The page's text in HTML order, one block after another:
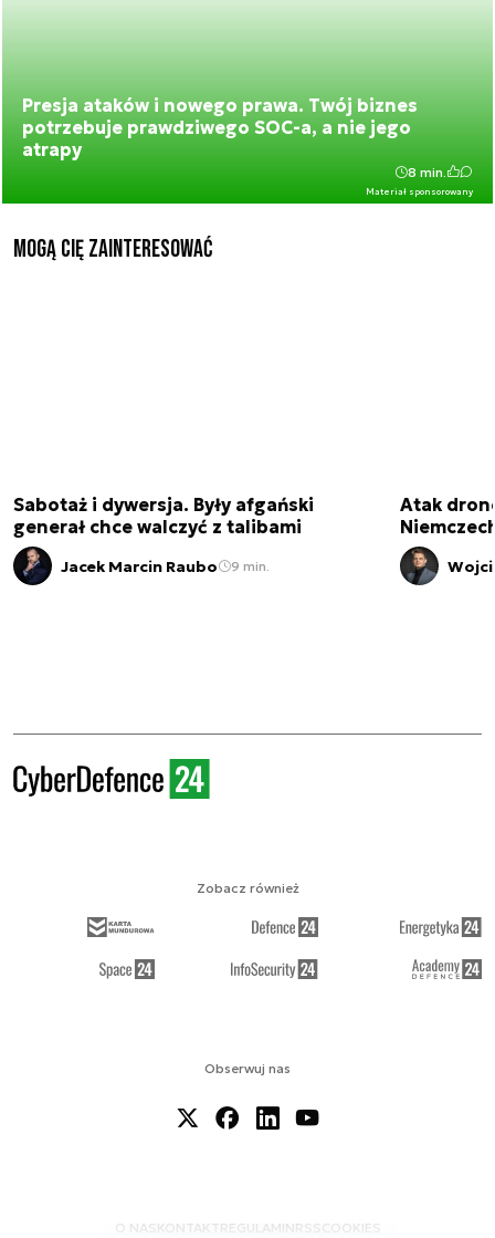
Presja ataków i nowego prawa. Twój biznes
potrzebuje prawdziwego SOC-a, a nie jego
atrapy
Materiał sponsorowany
8 min.
Mogą Cię zainteresować
Sabotaż i dywersja. Były afgański
generał chce walczyć z talibami
Jacek Marcin Raubo 9 min.
Atak
Obserwuj nas
O NAS KONTAKTREGULAMINRSS COOKIES
Zobacz również